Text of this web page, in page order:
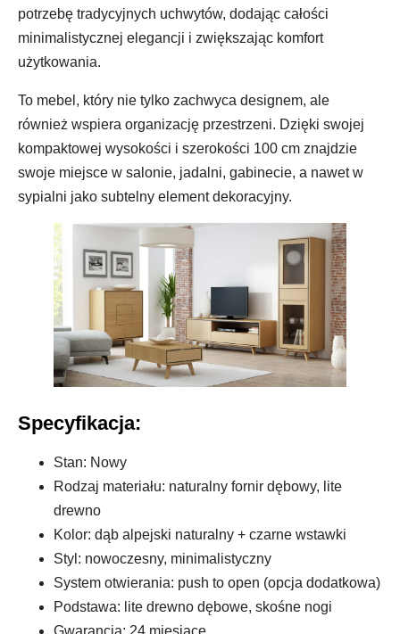
potrzebę tradycyjnych uchwytów, dodając całości
minimalistycznej elegancji i zwiększając komfort
użytkowania.
To mebel, który nie tylko zachwyca designem, ale
również wspiera organizację przestrzeni. Dzięki swojej
kompaktowej wysokości i szerokości 100 cm znajdzie
swoje miejsce w salonie, jadalni, gabinecie, a nawet w
sypialni jako subtelny element dekoracyjny.
Specyfikacja:
Stan: Nowy
Rodzaj materiału: naturalny fornir dębowy, lite
drewno
Kolor: dąb alpejski naturalny + czarne wstawki
Styl: nowoczesny, minimalistyczny
System otwierania: push to open (opcja dodatkowa)
Podstawa: lite drewno dębowe, skośne nogi
Gwarancja: 24 miesiące